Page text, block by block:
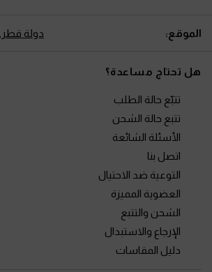
الموقع: دولة قطر,
هل تحتاج مساعدة؟
تتبّع حالة الطلب
تتبع حالة الشحن
الأسئلة الشائعة
اتصل بنا
التوعية ضد الاحتيال
العضوية المميزة
الشحن والتتبع
الإرجاع والاستبدال
دليل المقاسات